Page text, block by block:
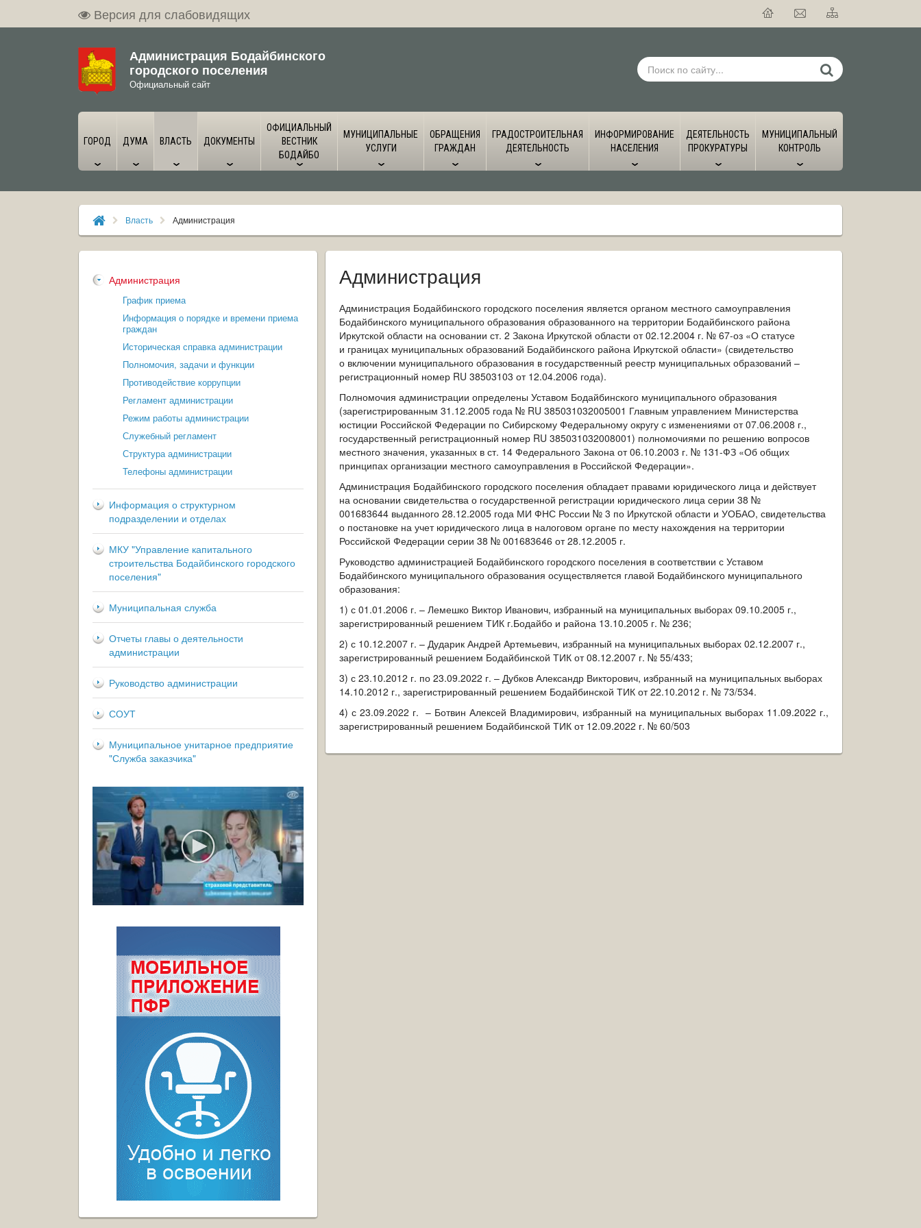
Версия для слабовидящих
Администрация Бодайбинского
городского поселения
Официальный сайт
ГОРОД ДУМА ВЛАСТЬ ДОКУМЕНТЫ
ОФИЦИАЛЬНЫЙ
ВЕСТНИК
БОДАЙБО
МУНИЦИПАЛЬНЫЕ
УСЛУГИ
ОБРАЩЕНИЯ
ГРАЖДАН
ГРАДОСТРОИТЕЛЬНАЯ
ДЕЯТЕЛЬНОСТЬ
ИНФОРМИРОВАНИЕ
НАСЕЛЕНИЯ
ДЕЯТЕЛЬНОСТЬ
ПРОКУРАТУРЫ
МУНИЦИПАЛЬНЫЙ
КОНТРОЛЬ
Власть Администрация
Администрация
График приема
Информация о порядке и времени приема
граждан
Историческая справка администрации
Полномочия, задачи и функции
Противодействие коррупции
Регламент администрации
Режим работы администрации
Служебный регламент
Структура администрации
Телефоны администрации
Информация о структурном
подразделении и отделах
МКУ "Управление капитального
строительства Бодайбинского городского
поселения"
Муниципальная служба
Отчеты главы о деятельности
администрации
Руководство администрации
СОУТ
Муниципальное унитарное предприятие
"Служба заказчика"
Администрация
Администрация Бодайбинского городского поселения является органом местного самоуправления
Бодайбинского муниципального образования образованного на территории Бодайбинского района
Иркутской области на основании ст. 2 Закона Иркутской области от 02.12.2004 г. № 67-оз «О статусе
и границах муниципальных образований Бодайбинского района Иркутской области» (свидетельство
о включении муниципального образования в государственный реестр муниципальных образований –
регистрационный номер RU 38503103 от 12.04.2006 года).
Полномочия администрации определены Уставом Бодайбинского муниципального образования
(зарегистрированным 31.12.2005 года № RU 385031032005001 Главным управлением Министерства
юстиции Российской Федерации по Сибирскому Федеральному округу с изменениями от 07.06.2008 г.,
государственный регистрационный номер RU 385031032008001) полномочиями по решению вопросов
местного значения, указанных в ст. 14 Федерального Закона от 06.10.2003 г. № 131-ФЗ «Об общих
принципах организации местного самоуправления в Российской Федерации».
Администрация Бодайбинского городского поселения обладает правами юридического лица и действует
на основании свидетельства о государственной регистрации юридического лица серии 38 №
001683644 выданного 28.12.2005 года МИ ФНС России № 3 по Иркутской области и УОБАО, свидетельства
о постановке на учет юридического лица в налоговом органе по месту нахождения на территории
Российской Федерации серии 38 № 001683646 от 28.12.2005 г.
Руководство администрацией Бодайбинского городского поселения в соответствии с Уставом
Бодайбинского муниципального образования осуществляется главой Бодайбинского муниципального
образования:
1) с 01.01.2006 г. – Лемешко Виктор Иванович, избранный на муниципальных выборах 09.10.2005 г.,
зарегистрированный решением ТИК г.Бодайбо и района 13.10.2005 г. № 236;
2) с 10.12.2007 г. – Дударик Андрей Артемьевич, избранный на муниципальных выборах 02.12.2007 г.,
зарегистрированный решением Бодайбинской ТИК от 08.12.2007 г. № 55/433;
3) с 23.10.2012 г. по 23.09.2022 г. – Дубков Александр Викторович, избранный на муниципальных выборах
14.10.2012 г., зарегистрированный решением Бодайбинской ТИК от 22.10.2012 г. № 73/534.
4) с 23.09.2022 г. – Ботвин Алексей Владимирович, избранный на муниципальных выборах 11.09.2022 г.,
зарегистрированный решением Бодайбинской ТИК от 12.09.2022 г. № 60/503